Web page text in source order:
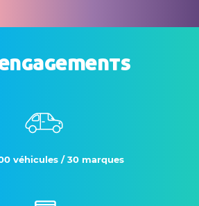
véhicules / 30 marques